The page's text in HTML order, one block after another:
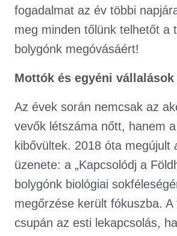
fogadalmat az év többi
meg minden tőlünk telhetőt a
bolygónk megóvásáért!
Mottók és egyéni vállalások
Az évek során nemcsak az
vevők létszáma nőtt, hanem
kibővültek. 2018 óta megújult
üzenete: a „Kapcsolódj a
bolygónk biológiai
megőrzése került fókuszba.
csupán az esti lekapcsolás,